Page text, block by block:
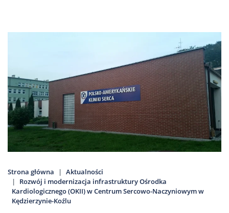
Nas
Galeria
Kontakt
801
502
302
Strona główna
Aktualności
Rozwój i modernizacja infrastruktury Ośrodka
Kardiologicznego (OKII) w Centrum Sercowo-Naczyniowym w
Kędzierzynie-Koźlu